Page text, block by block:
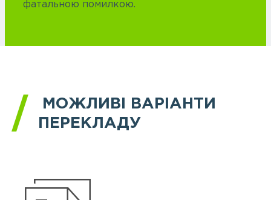
фатальною помилкою.
МОЖЛИВІ ВАРІАНТИ
ПЕРЕКЛАДУ